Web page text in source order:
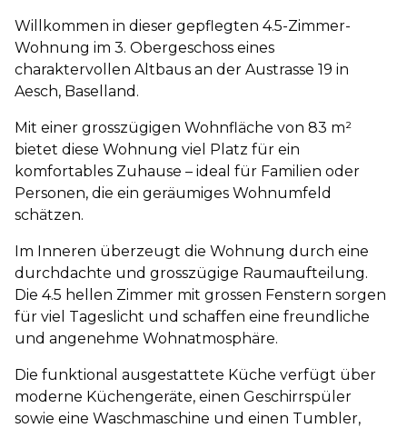
Willkommen in dieser gepflegten 4.5-Zimmer-
Wohnung im 3. Obergeschoss eines
charaktervollen Altbaus an der Austrasse 19 in
Aesch, Baselland.
Mit einer grosszügigen Wohnfläche von 83 m²
bietet diese Wohnung viel Platz für ein
komfortables Zuhause – ideal für Familien oder
Personen, die ein geräumiges Wohnumfeld
schätzen.
Im Inneren überzeugt die Wohnung durch eine
durchdachte und grosszügige Raumaufteilung.
Die 4.5 hellen Zimmer mit grossen Fenstern sorgen
für viel Tageslicht und schaffen eine freundliche
und angenehme Wohnatmosphäre.
Die funktional ausgestattete Küche verfügt über
moderne Küchengeräte, einen Geschirrspüler
sowie eine Waschmaschine und einen Tumbler,